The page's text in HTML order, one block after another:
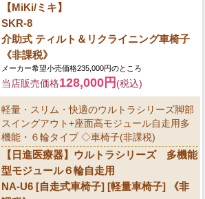
【MiKi/ミキ】
SKR-8
介助式 ティルト＆リクライニング車椅子
《非課税》
メーカー希望小売価格235,000円のところ
当店販売価格128,000円 (税込)
軽量・スリム・快適のウルトラシリーズ脚部
スイングアウト+座面高モジュール自走用多
機能・６輪タイプ ◇車椅子(非課税)
【日進医療器】ウルトラシリーズ 多機能
型モジュール６輪自走用
NA-U6 [自走式車椅子] [軽量車椅子] 《非